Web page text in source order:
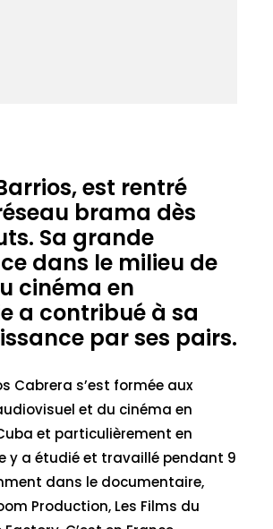
est rentré
brama dès
Sa grande
dans le milieu de
cinéma en
a contribué à sa
par ses pairs.
Cabrera s’est formée aux
et du cinéma en
et particulièrement en
y a étudié et travaillé pendant 9
dans le documentaire,
Production, Les Films du